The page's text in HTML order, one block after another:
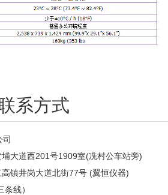
系方式
大道西201号1909室(冼村公车站旁)
镇井岗大道北街77号 (翼恒仪器)
条线）